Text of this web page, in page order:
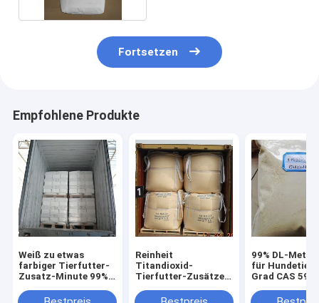
Fortsetzen
Empfohlene Produkte
Weiß zu etwas
farbiger Tierfutter-
Zusatz-Minute 99%
Anatase
Reinheit
Titandioxid-
Tierfutter-Zusätze
99% DL-
für
Grad CAS 59-